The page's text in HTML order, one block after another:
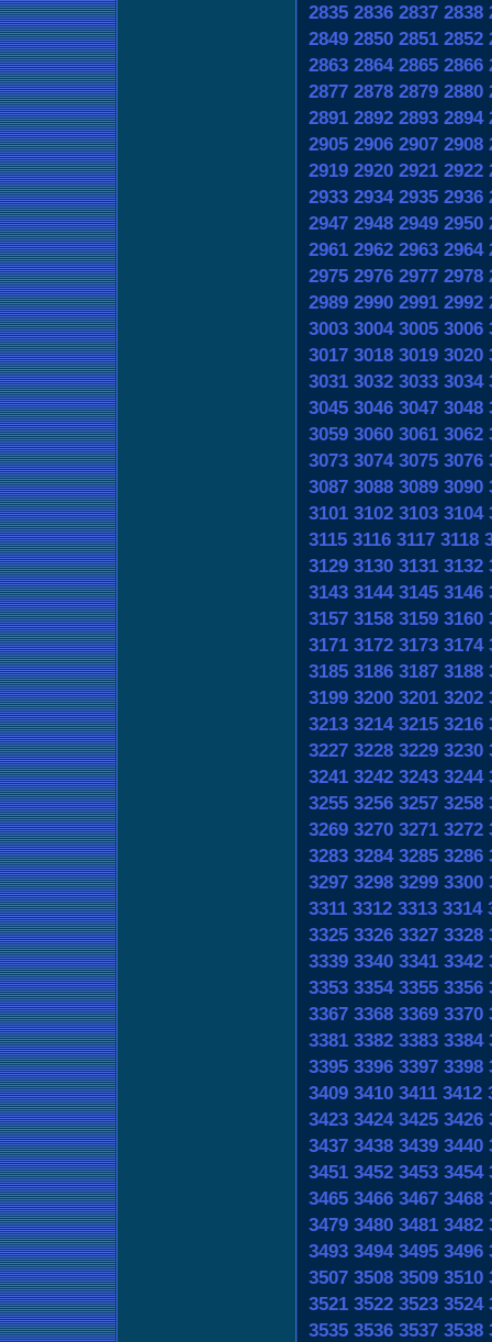
2835 2836 2837 2838
2849 2850 2851 2852
2863 2864 2865 2866
2877 2878 2879 2880
2891 2892 2893 2894
2905 2906 2907 2908
2919 2920 2921 2922
2933 2934 2935 2936
2947 2948 2949 2950
2961 2962 2963 2964
2975 2976 2977 2978
2989 2990 2991 2992
3003 3004 3005 3006
3017 3018 3019 3020
3031 3032 3033 3034
3045 3046 3047 3048
3059 3060 3061 3062
3073 3074 3075 3076
3087 3088 3089 3090
3101 3102 3103 3104
3115 3116 3117 3118
3129 3130 3131 3132
3143 3144 3145 3146
3157 3158 3159 3160
3171 3172 3173 3174
3185 3186 3187 3188
3199 3200 3201 3202
3213 3214 3215 3216
3227 3228 3229 3230
3241 3242 3243 3244
3255 3256 3257 3258
3269 3270 3271 3272
3283 3284 3285 3286
3297 3298 3299 3300
3311 3312 3313 3314
3325 3326 3327 3328
3339 3340 3341 3342
3353 3354 3355 3356
3367 3368 3369 3370
3381 3382 3383 3384
3395 3396 3397 3398
3409 3410 3411 3412
3423 3424 3425 3426
3437 3438 3439 3440
3451 3452 3453 3454
3465 3466 3467 3468
3479 3480 3481 3482
3493 3494 3495 3496
3507 3508 3509 3510
3521 3522 3523 3524
3535 3536 3537 3538